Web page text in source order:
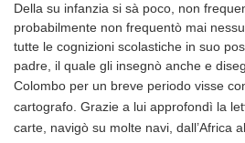
Della su infanzia si sà poco, non
probabilmente non frequentò mai
tutte le cognizioni scolastiche in suo
padre, il quale gli insegnò anche e
Colombo per un breve periodo visse
cartografo. Grazie a lui approfondì la
carte, navigò su molte navi, dall’Africa